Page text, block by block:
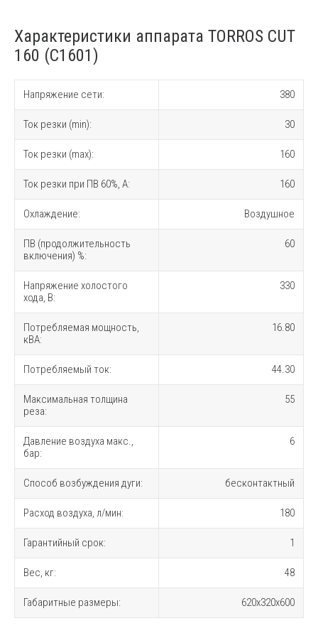
Характеристики аппарата TORROS CUT
160 (C1601)
Напряжение сети: 380
Ток резки (min): 30
Ток резки (max): 160
Ток резки при ПВ 60%, A: 160
Охлаждение: Воздушное
ПВ (продолжительность
включения) %:
60
Напряжение холостого
хода, В:
330
Потребляемая мощность,
кВА:
16.80
Потребляемый ток: 44.30
Максимальная толщина
реза:
55
Давление воздуха макс.,
бар:
6
Способ возбуждения дуги: бесконтактный
Расход воздуха, л/мин: 180
Гарантийный срок: 1
Вес, кг: 48
Габаритные размеры: 620х320х600